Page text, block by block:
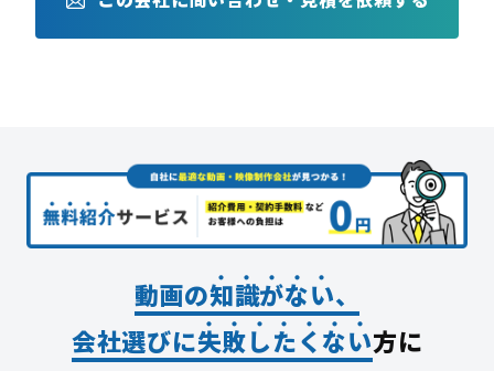
動画の知識がない、
会社選びに失敗したくない方に